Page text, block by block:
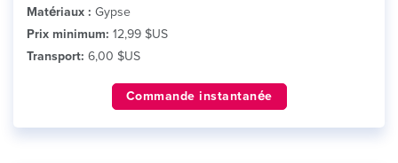
Matériaux : Gypse
Prix minimum: 12,99 $US
Transport: 6,00 $US
Commande instantanée